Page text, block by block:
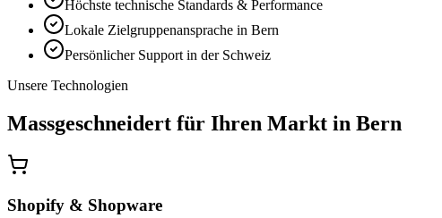
Höchste technische Standards & Performance
Lokale Zielgruppenansprache in Bern
Persönlicher Support in der Schweiz
Unsere Technologien
Massgeschneidert für Ihren Markt in Bern
Shopify & Shopware